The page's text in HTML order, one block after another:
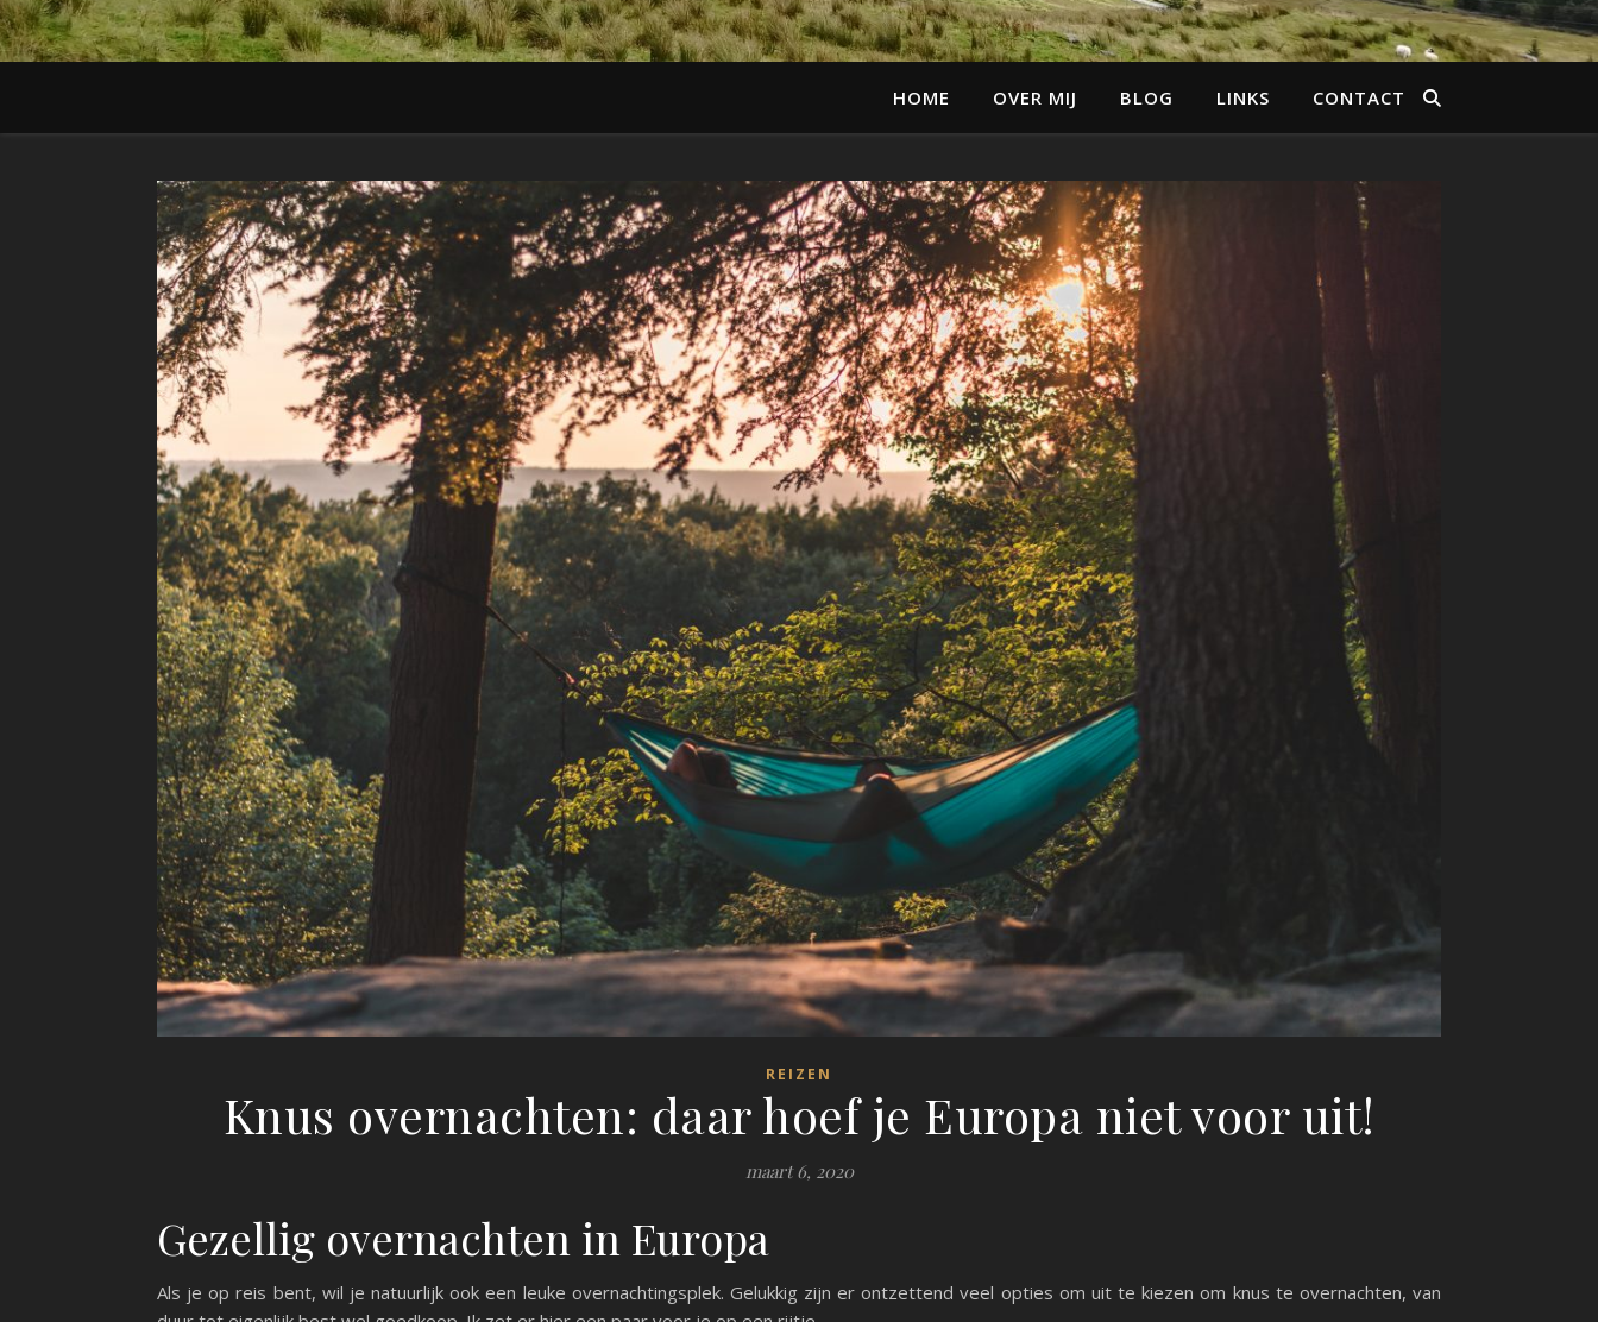
HOME OVER MIJ BLOG LINKS CONTACT
REIZEN
Knus overnachten: daar hoef je Europa niet voor uit!
maart 6, 2020
Gezellig overnachten in Europa
Als je op reis bent, wil je natuurlijk ook een leuke overnachtingsplek. Gelukkig zijn er ontzettend veel opties om uit te kiezen om knus te overnachten, van